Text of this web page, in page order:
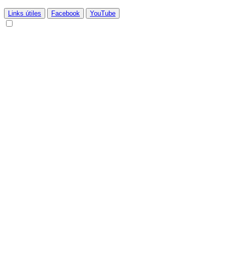
Links útiles Facebook YouTube